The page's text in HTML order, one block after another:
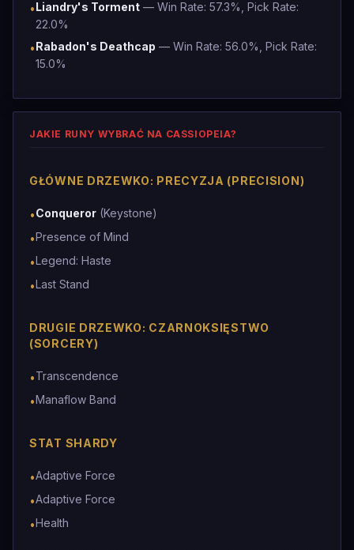
•Liandry's Torment — Win Rate: 57.3%, Pick Rate:
22.0%
•Rabadon's Deathcap — Win Rate: 56.0%, Pick Rate:
15.0%
JAKIE RUNY WYBRAĆ NA CASSIOPEIA?
GŁÓWNE DRZEWKO: PRECYZJA (PRECISION)
•Conqueror (Keystone)
•Presence of Mind
•Legend: Haste
•Last Stand
DRUGIE DRZEWKO: CZARNOKSIĘSTWO
(SORCERY)
•Transcendence
•Manaflow Band
STAT SHARDY
•Adaptive Force
•Adaptive Force
•Health